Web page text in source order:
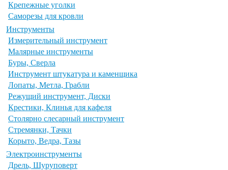
Крепежные уголки
Саморезы для кровли
Инструменты
Измерительный инструмент
Малярные инструменты
Буры, Сверла
Инструмент штукатура и каменщика
Лопаты, Метла, Грабли
Режущий инструмент, Диски
Крестики, Клинья для кафеля
Столярно слесарный инструмент
Стремянки, Тачки
Корыто, Ведра, Тазы
Электроинструменты
Дрель, Шуруповерт